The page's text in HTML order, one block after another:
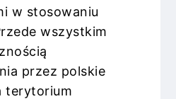
w stosowaniu
wszystkim
przez polskie
terytorium